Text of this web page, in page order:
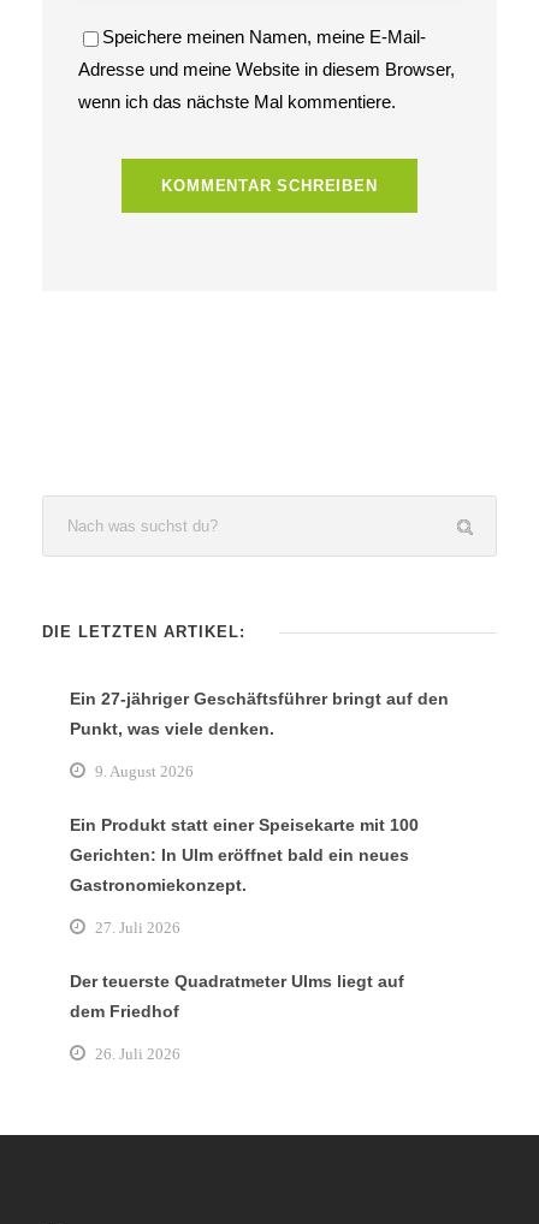
Speichere meinen Namen, meine E-Mail-
Adresse und meine Website in diesem Browser,
wenn ich das nächste Mal kommentiere.
DIE LETZTEN ARTIKEL:
Ein 27-jähriger Geschäftsführer bringt auf den
Punkt, was viele denken.
9. August 2026
Ein Produkt statt einer Speisekarte mit 100
Gerichten: In Ulm eröffnet bald ein neues
Gastronomiekonzept.
27. Juli 2026
Der teuerste Quadratmeter Ulms liegt auf
dem Friedhof
26. Juli 2026